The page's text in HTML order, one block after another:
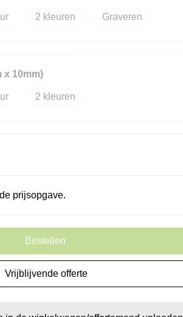
2 Graveren
x 10mm)
2
prijsopgave.
Bestellen
Vrijblijvende offerte